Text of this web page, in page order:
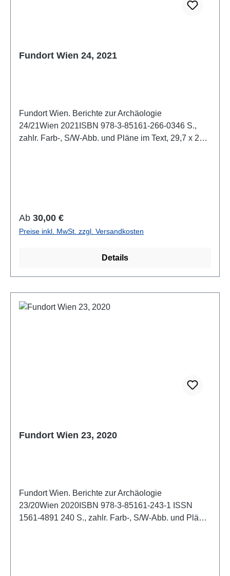
Fundort Wien 24, 2021
Fundort Wien. Berichte zur Archäologie
24/21Wien 2021ISBN 978-3-85161-266-0346 S.,
zahlr. Farb-, S/W-Abb. und Pläne im Text, 29,7 x 21
Regulärer Preis:
Ab 30,00 €
Preise inkl. MwSt. zzgl. Versandkosten
Details
Fundort Wien 23, 2020
Fundort Wien. Berichte zur Archäologie
23/20Wien 2020ISBN 978-3-85161-243-1 ISSN
1561-4891 240 S., zahlr. Farb-, S/W-Abb. und Pläne